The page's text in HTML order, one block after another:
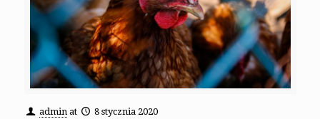
admin at 8 stycznia 2020